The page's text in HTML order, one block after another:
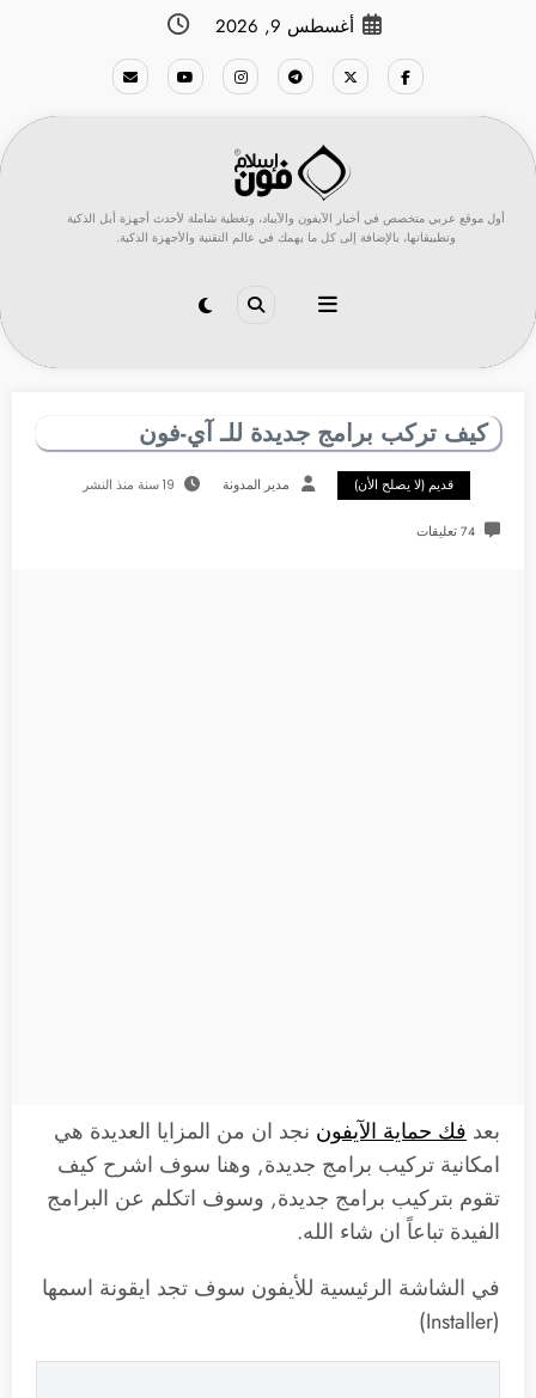
أغسطس 9, 2026
أول موقع عربي متخصص في أخبار الآيفون والآيباد، وتغطية شاملة لأحدث أجهزة أبل الذكية
وتطبيقاتها، بالإضافة إلى كل ما يهمك في عالم التقنية والأجهزة الذكية.
كيف تركب برامج جديدة للـ آي-فون
قديم (لا يصلح الأن) مدير المدونة 19 سنة منذ النشر
74 تعليقات
بعد فك حماية الآيفون نجد ان من المزايا العديدة هي
امكانية تركيب برامج جديدة, وهنا سوف اشرح كيف
تقوم بتركيب برامج جديدة, وسوف اتكلم عن البرامج
الفيدة تباعاً ان شاء الله.
في الشاشة الرئيسية للأيفون سوف تجد ايقونة اسمها
(Installer)